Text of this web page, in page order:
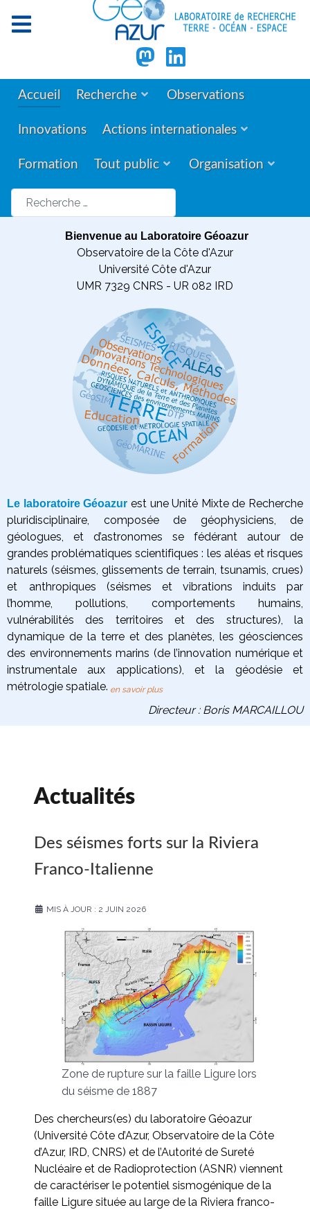
Accueil Recherche Observations
Innovations Actions internationales
Formation Tout public Organisation
Rechercher
Bienvenue au Laboratoire Géoazur
Observatoire de la Côte d'Azur
Université Côte d'Azur
UMR 7329 CNRS - UR 082 IRD
Le laboratoire Géoazur est une Unité Mixte de Recherche
pluridisciplinaire, composée de géophysiciens, de
géologues, et d’astronomes se fédérant autour de
grandes problématiques scientifiques : les aléas et risques
naturels (séismes, glissements de terrain, tsunamis, crues)
et anthropiques (séismes et vibrations induits par
l’homme, pollutions, comportements humains,
vulnérabilités des territoires et des structures), la
dynamique de la terre et des planètes, les géosciences
des environnements marins (de l’innovation numérique et
instrumentale aux applications), et la géodésie et
métrologie spatiale. en savoir plus
Directeur : Boris MARCAILLOU
Actualités
Des séismes forts sur la Riviera
Franco-Italienne
MIS À JOUR : 2 JUIN 2026
Zone de rupture sur la faille Ligure lors
du séisme de 1887
Des chercheurs(es) du laboratoire Géoazur
(Université Côte d’Azur, Observatoire de la Côte
d’Azur, IRD, CNRS) et de l’Autorité de Sureté
Nucléaire et de Radioprotection (ASNR) viennent
de caractériser le potentiel sismogénique de la
faille Ligure située au large de la Riviera franco-